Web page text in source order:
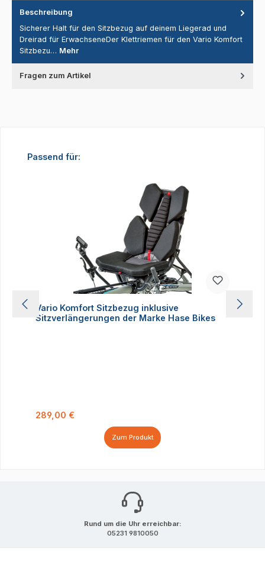
Beschreibung
Sicherer Halt für den Sitzbezug auf deinem Liegerad und
Dreirad für ErwachseneDer Klettriemen für den Vario Komfort
Sitzbezu… Mehr
Fragen zum Artikel
Produktgalerie überspringen
Passend für:
Vario Komfort Sitzbezug inklusive
Sitzverlängerungen der Marke Hase Bikes
Regulärer Preis:
289,00 €
Zum Produkt
Rund um die Uhr erreichbar:
05231 9810050